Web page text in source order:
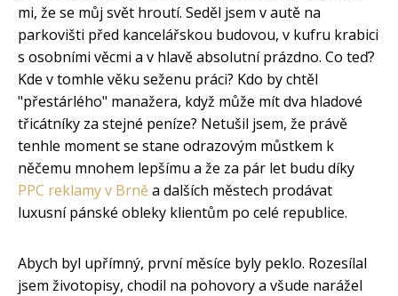
mi, že se můj svět hroutí. Seděl jsem v autě na
parkovišti před kancelářskou budovou, v kufru krabici
s osobními věcmi a v hlavě absolutní prázdno. Co teď?
Kde v tomhle věku seženu práci? Kdo by chtěl
"přestárlého" manažera, když může mít dva hladové
třicátníky za stejné peníze? Netušil jsem, že právě
tenhle moment se stane odrazovým můstkem k
něčemu mnohem lepšímu a že za pár let budu díky
PPC reklamy v Brněa dalších městech prodávat
luxusní pánské obleky klientům po celé republice.
Abych byl upřímný, první měsíce byly peklo. Rozesílal
jsem životopisy, chodil na pohovory a všude narážel